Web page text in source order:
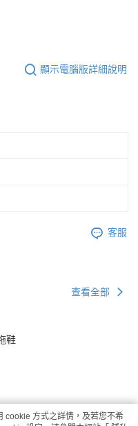
顯示電腦版詳細說明
客服
查看全部
鞋
cookie 方式之詳情，及若您不希